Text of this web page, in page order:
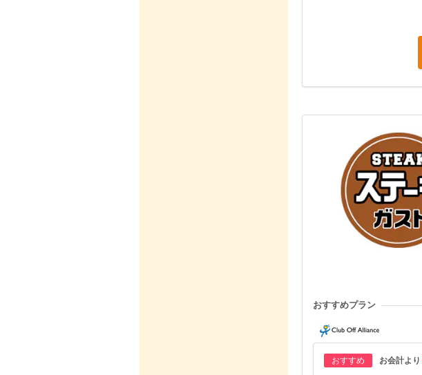
おすすめプラン
おすすめ お会計より